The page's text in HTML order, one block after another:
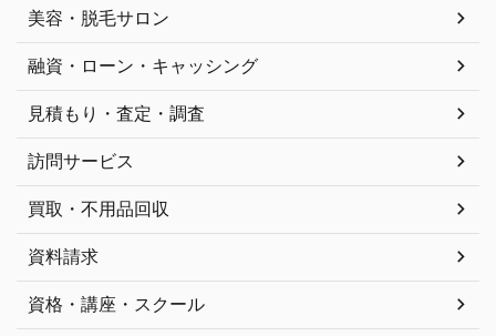
美容・脱毛サロン
融資・ローン・キャッシング
見積もり・査定・調査
訪問サービス
買取・不用品回収
資料請求
資格・講座・スクール